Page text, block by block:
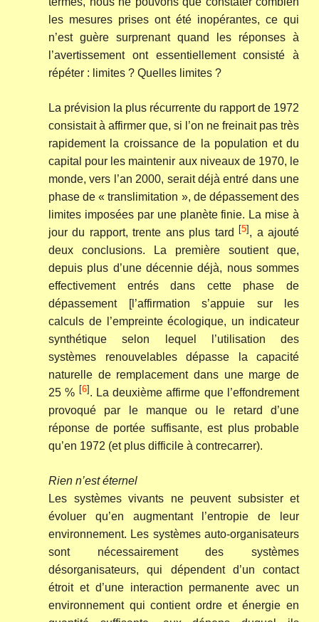
les mesures prises ont été inopérantes, ce qui
n’est guère surprenant quand les réponses à
l’avertissement ont essentiellement consisté à
répéter : limites ? Quelles limites ?
La prévision la plus récurrente du rapport de 1972
consistait à affirmer que, si l’on ne freinait pas très
rapidement la croissance de la population et du
capital pour les maintenir aux niveaux de 1970, le
monde, vers l’an 2000, serait déjà entré dans une
phase de « translimitation », de dépassement des
limites imposées par une planète finie. La mise à
jour du rapport, trente ans plus tard [5], a ajouté
deux conclusions. La première soutient que,
depuis plus d’une décennie déjà, nous sommes
effectivement entrés dans cette phase de
dépassement [l’affirmation s’appuie sur les
calculs de l’empreinte écologique, un indicateur
synthétique selon lequel l’utilisation des
systèmes renouvelables dépasse la capacité
naturelle de remplacement dans une marge de
25 % [6]. La deuxième affirme que l’effondrement
provoqué par le manque ou le retard d’une
réponse de portée suffisante, est plus probable
qu’en 1972 (et plus difficile à contrecarrer).
Rien n’est éternel
Les systèmes vivants ne peuvent subsister et
évoluer qu’en augmentant l’entropie de leur
environnement. Les systèmes auto-organisateurs
sont nécessairement des systèmes
désorganisateurs, qui dépendent d’un contact
étroit et d’une interaction permanente avec un
environnement qui contient ordre et énergie en